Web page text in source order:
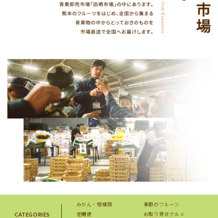
CATEGORIES
みかん・柑橘類
季節のフルーツ
定期便
お取り寄せグルメ